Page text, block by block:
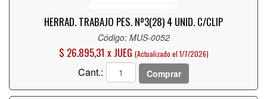
HERRAD. TRABAJO PES. Nº3(28) 4 UNID. C/CLIP
Código: MUS-0052
$ 26.895,31 x JUEG (Actualizado el 1/7/2026)
Cant.: Comprar